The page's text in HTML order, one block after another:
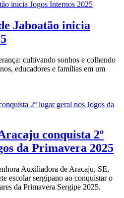
Jaboatão inicia
cultivando sonhos e colhendo
educadores e famílias em um
conquista 2º
da Primavera 2025
Auxiliadora de Aracaju, SE,
escolar sergipano ao conquistar o
da Primavera Sergipe 2025.